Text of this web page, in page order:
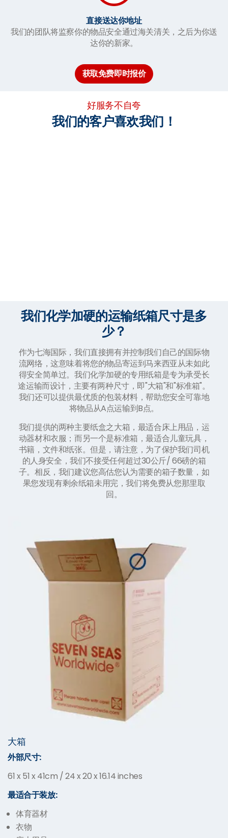
直接送达你地址
我们的团队将监察你的物品安全通过海关清关，之后为你送
达你的新家。
获取免费即时报价
好服务不自夸
我们的客户喜欢我们！
我们化学加硬的运输纸箱尺寸是多
少？
作为七海国际，我们直接拥有并控制我们自己的国际物
流网络，这意味着将您的物品寄运到马来西亚从未如此
得安全简单过。我们化学加硬的专用纸箱是专为承受长
途运输而设计，主要有两种尺寸，即"大箱"和"标准箱"。
我们还可以提供最优质的包装材料，帮助您安全可靠地
将物品从A点运输到B点。
我们提供的两种主要纸盒之大箱，最适合床上用品，运
动器材和衣服；而另一个是标准箱，最适合儿童玩具，
书籍，文件和纸张。但是，请注意，为了保护我们司机
的人身安全，我们不接受任何超过30公斤/ 66磅的箱
子。相反，我们建议您高估您认为需要的箱子数量，如
果您发现有剩余纸箱未用完，我们将免费从您那里取
回。
大箱
外部尺寸:
61 x 51 x 41cm / 24 x 20 x 16.14 inches
最适合于装放:
体育器材
衣物